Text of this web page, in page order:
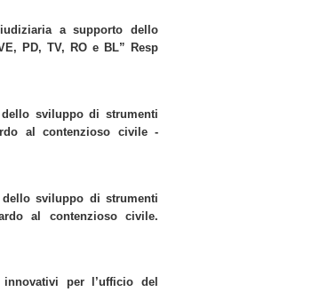
a supporto dello
PD, TV, RO e BL” Resp
sviluppo di strumenti
al contenzioso civile -
sviluppo di strumenti
al contenzioso civile.
per l’ufficio del